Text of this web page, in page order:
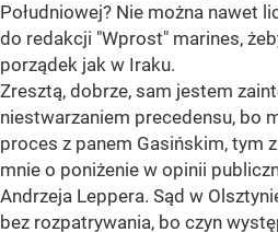
Południowej? Nie można nawet
do redakcji "Wprost" marines,
porządek jak w Iraku.
Zresztą, dobrze, sam jestem
niestwarzaniem precedensu, bo
proces z panem Gasińskim, tym
mnie o poniżenie w opinii
Andrzeja Leppera. Sąd w
bez rozpatrywania, bo czyn